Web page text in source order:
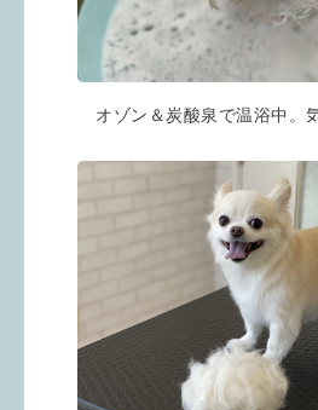
オゾン＆炭酸泉で温浴中。